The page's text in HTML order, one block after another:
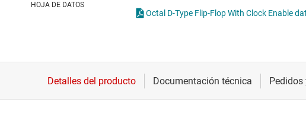
Conectividad inalámbrica Other logic
HOJA DE DATOS
Octal D-Type Flip-Flop With Clock Enable